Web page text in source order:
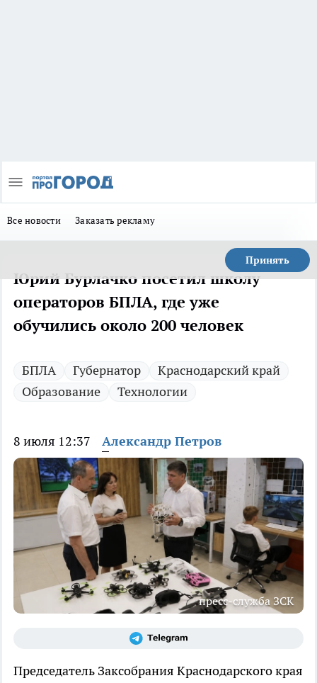
Все новости Заказать рекламу
Принять
Юрий Бурлачко посетил школу
операторов БПЛА, где уже
обучились около 200 человек
БПЛА Губернатор
Краснодарский край
Образование
Технологии
8 июля 12:37 Александр Петров
пресс-служба ЗСК
Председатель Заксобрания Краснодарского края